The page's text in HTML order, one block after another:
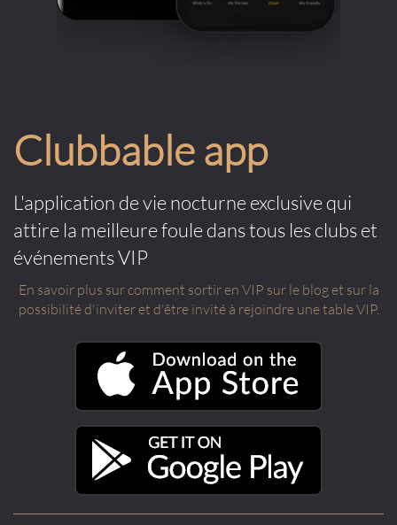
Clubbable app
L'application de vie nocturne exclusive qui
attire la meilleure foule dans tous les clubs et
événements VIP
En savoir plus sur comment sortir en VIP sur le blog et sur la
possibilité d'inviter et d'être invité à rejoindre une table VIP.